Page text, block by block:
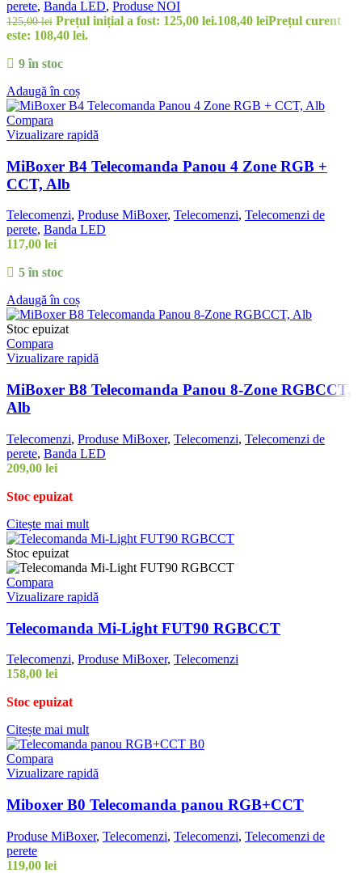
perete, Banda LED, Produse NOI
125,00lei Prețul inițial a fost: 125,00 lei.108,40 leiPrețul curent
este: 108,40 lei.
9 în stoc
Adaugă în coș
Compara
Vizualizare rapidă
MiBoxer B4 Telecomanda Panou 4 Zone RGB +
CCT, Alb
Telecomenzi, Produse MiBoxer, Telecomenzi, Telecomenzi de
perete, Banda LED
117,00 lei
5 în stoc
Adaugă în coș
Stoc epuizat
Compara
Vizualizare rapidă
MiBoxer B8 Telecomanda Panou 8-Zone RGBCCT,
Alb
Telecomenzi, Produse MiBoxer, Telecomenzi, Telecomenzi de
perete, Banda LED
209,00 lei
Stoc epuizat
Citește mai mult
Stoc epuizat
Compara
Vizualizare rapidă
Telecomanda Mi-Light FUT90 RGBCCT
Telecomenzi, Produse MiBoxer, Telecomenzi
158,00 lei
Stoc epuizat
Citește mai mult
Compara
Vizualizare rapidă
Miboxer B0 Telecomanda panou RGB+CCT
Produse MiBoxer, Telecomenzi, Telecomenzi, Telecomenzi de
perete
119,00 lei